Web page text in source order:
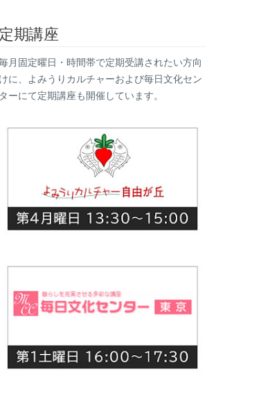
定期講座
月固定曜日・時間帯で定期受講されたい方向
けに、よみうりカルチャーおよび毎日文化セン
ターにて定期講座も開催しています。